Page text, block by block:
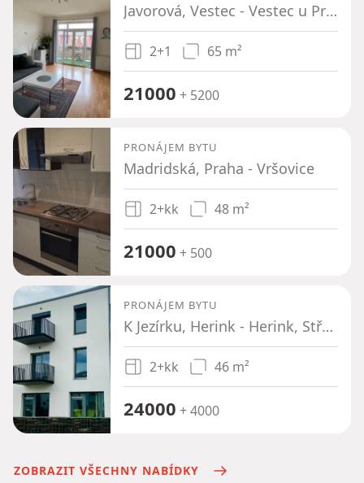
Javorová, Vestec - Vestec u Prahy, Středočeský kraj
2+1 65 m²
21000 + 5200
PRONÁJEM BYTU
Madridská, Praha - Vršovice
2+kk 48 m²
21000 + 500
PRONÁJEM BYTU
K Jezírku, Herink - Herink, Středočeský kraj
2+kk 46 m²
24000 + 4000
ZOBRAZIT VŠECHNY NABÍDKY